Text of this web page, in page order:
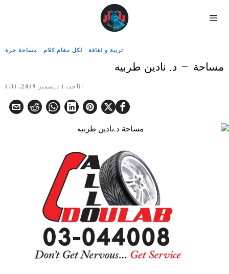
تربية و ثقافة · لكل مقام كلام · مساحة حرة
مساحة – د. نادين طربيه
الأحد, 1 ديسمبر 2019, 1:31